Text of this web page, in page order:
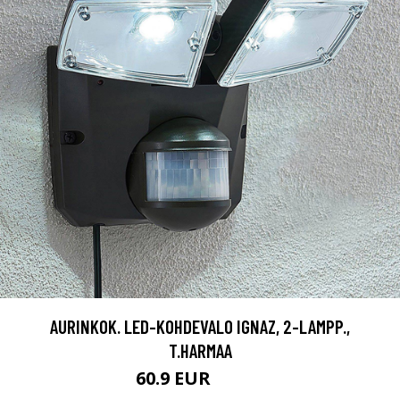
AURINKOK. LED-KOHDEVALO IGNAZ, 2-LAMPP.,
T.HARMAA
60.9 EUR